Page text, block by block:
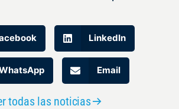
LinkedIn
Email
todas las noticias